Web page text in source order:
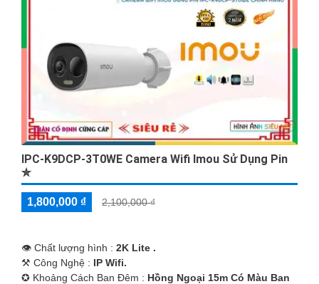
IPC-K9DCP-3T0WE Camera Wifi Imou Sử Dụng Pin
✮
1,800,000 ₫ 2,100,000 ₫
👁 Chất lượng hình : 2K Lite .
⚒ Công Nghệ : IP Wifi.
✪ Khoảng Cách Ban Đêm : Hồng Ngoại 15m Có Màu Ban